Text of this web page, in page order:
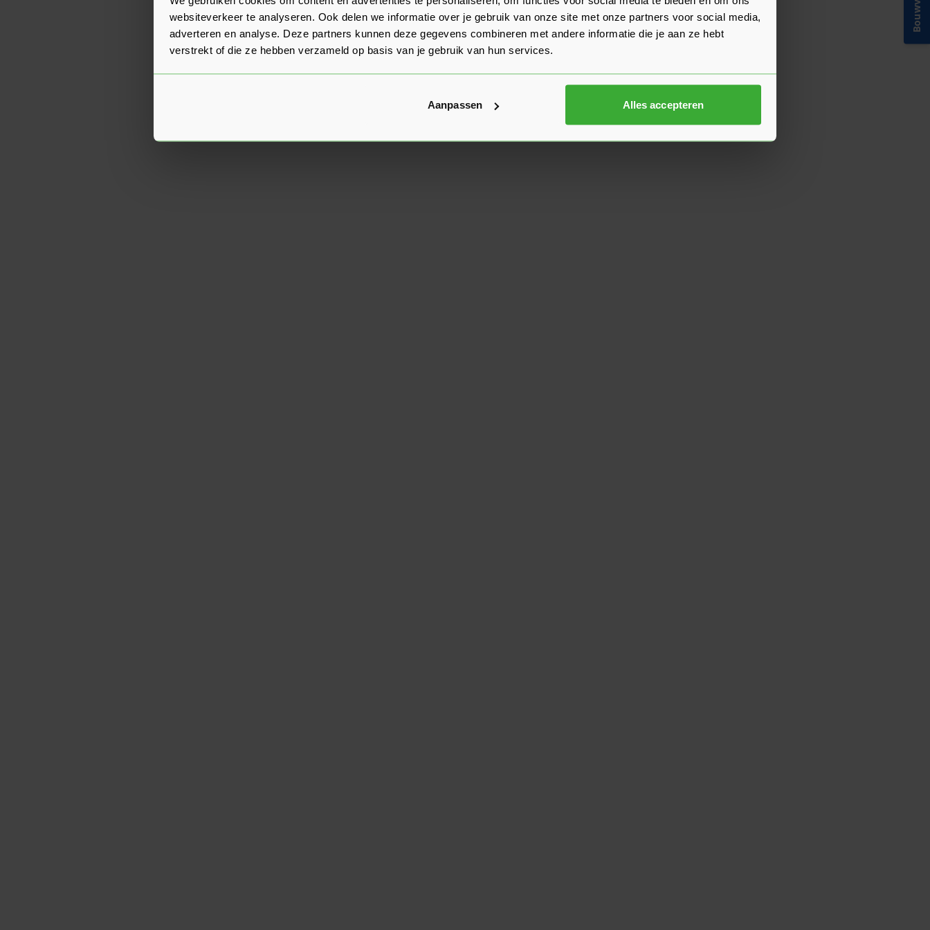
websiteverkeer te analyseren. Ook delen we informatie over je gebruik van onze site met onze partners voor social media,
adverteren en analyse. Deze partners kunnen deze gegevens combineren met andere informatie die je aan ze hebt
verstrekt of die ze hebben verzameld op basis van je gebruik van hun services.
Aanpassen Alles accepteren